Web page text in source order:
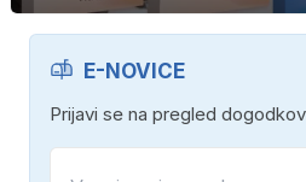
E-NOVICE
Prijavi se na pregled